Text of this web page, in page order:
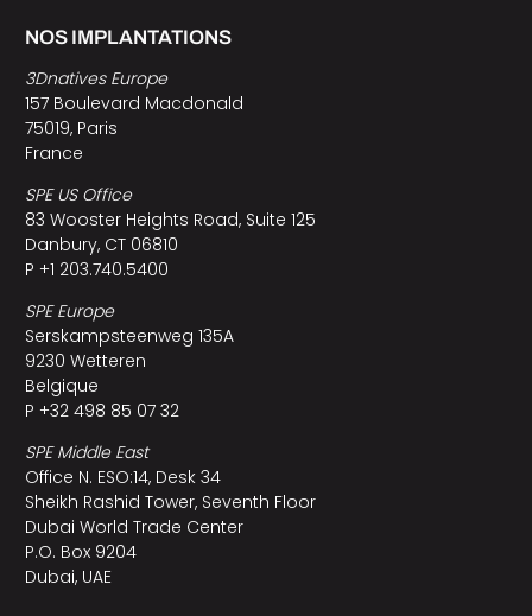
NOS IMPLANTATIONS
3Dnatives Europe
157 Boulevard Macdonald
75019, Paris
France
SPE US Office
83 Wooster Heights Road, Suite 125
Danbury, CT 06810
P +1 203.740.5400
SPE Europe
Serskampsteenweg 135A
9230 Wetteren
Belgique
P +32 498 85 07 32
SPE Middle East
Office N. ESO:14, Desk 34
Sheikh Rashid Tower, Seventh Floor
Dubai World Trade Center
P.O. Box 9204
Dubai, UAE